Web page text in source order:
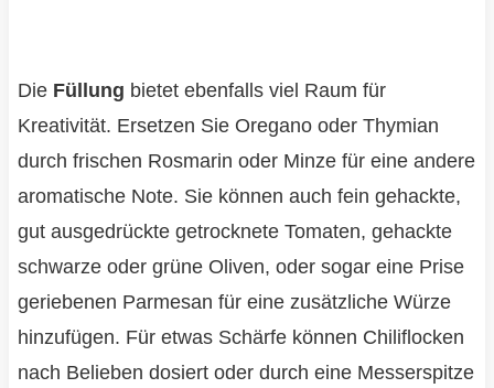
Die Füllung bietet ebenfalls viel Raum für
Kreativität. Ersetzen Sie Oregano oder Thymian
durch frischen Rosmarin oder Minze für eine andere
aromatische Note. Sie können auch fein gehackte,
gut ausgedrückte getrocknete Tomaten, gehackte
schwarze oder grüne Oliven, oder sogar eine Prise
geriebenen Parmesan für eine zusätzliche Würze
hinzufügen. Für etwas Schärfe können Chiliflocken
nach Belieben dosiert oder durch eine Messerspitze